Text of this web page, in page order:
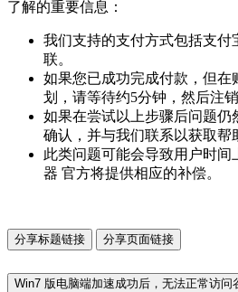
了解的重要信息：
我们支持的支付方式包括支付
联。
如果您已成功完成付款，但在
划，请等待约5分钟，然后注
如果在尝试以上步骤后问题仍
确认，并与我们联系以获取帮
此类问题可能会导致用户时间
器 官方将提供相应的补偿。
分享标题链接 分享页面链接
Win7 版电脑端加速成功后，无法正常访问